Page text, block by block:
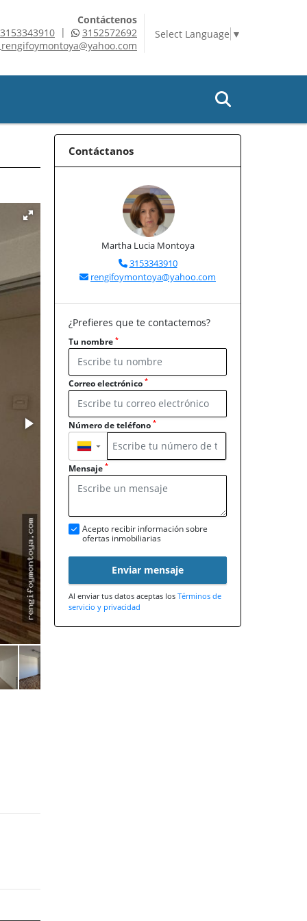
Contáctenos
3153343910|
3152572692
rengifoymontoya@yahoo.com
Select Language ▼
Contáctanos
Martha Lucia Montoya
3153343910
rengifoymontoya@yahoo.com
¿Prefieres que te contactemos?
Tu nombre *
Correo electrónico *
Número de teléfono *
▼
Mensaje *
Acepto recibir información sobre
ofertas inmobiliarias
Enviar mensaje
Al enviar tus datos aceptas los Términos de
servicio y privacidad